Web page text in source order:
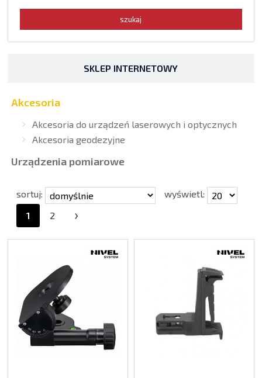
SKLEP INTERNETOWY
Akcesoria
Akcesoria do urządzeń laserowych i optycznych
Akcesoria geodezyjne
Urządzenia pomiarowe
sortuj:
wyświetl:
1
2 ›